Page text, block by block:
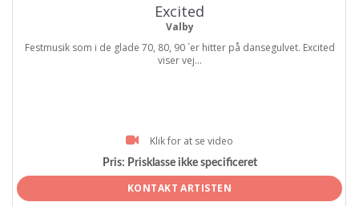
Excited
Valby
Festmusik som i de glade 70, 80, 90 ´er hitter på dansegulvet. Excited
viser vej...
Klik for at se video
Pris: Prisklasse ikke specificeret
KONTAKT ARTISTEN